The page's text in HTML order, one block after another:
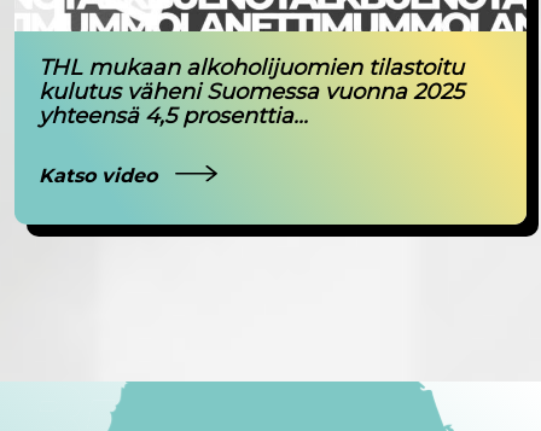
THL mukaan alkoholijuomien tilastoitu
kulutus väheni Suomessa vuonna 2025
yhteensä 4,5 prosenttia...
Katso video